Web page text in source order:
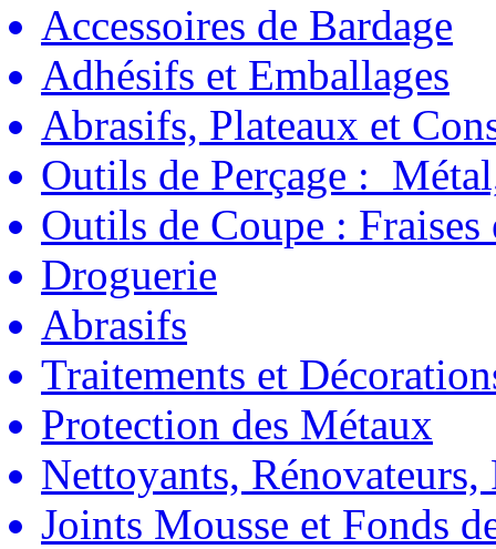
Accessoires de Bardage
Adhésifs et Emballages
Abrasifs, Plateaux et
Outils de Perçage :
Outils de Coupe : Fraises
Droguerie
Abrasifs
Traitements et
Protection des Métaux
Nettoyants, Rénovateurs,
Joints Mousse et Fonds